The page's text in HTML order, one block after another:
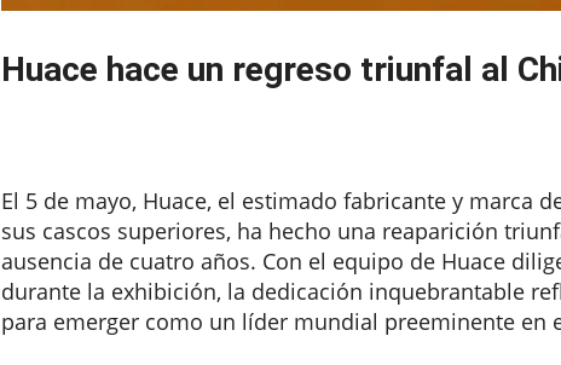
Huace hace un regreso triunfal al
El 5 de mayo, Huace, el estimado fabricante y marca
sus cascos superiores, ha hecho una reaparición
ausencia de cuatro años. Con el equipo de Huace
durante la exhibición, la dedicación inquebrantable
para emerger como un líder mundial preeminente en